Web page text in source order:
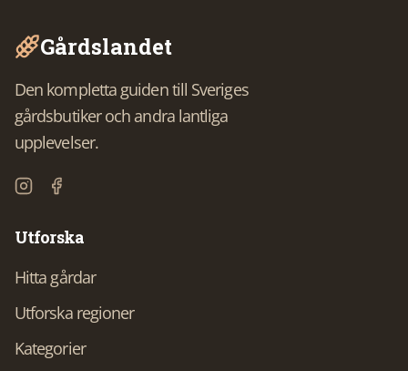
Gårdslandet
Den kompletta guiden till Sveriges
gårdsbutiker och andra lantliga
upplevelser.
Utforska
Hitta gårdar
Utforska regioner
Kategorier